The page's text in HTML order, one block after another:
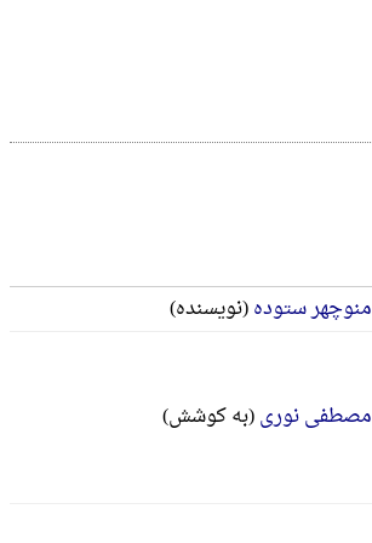
منوچهر ستوده(نویسنده)
مصطفی نوری(به کوشش)